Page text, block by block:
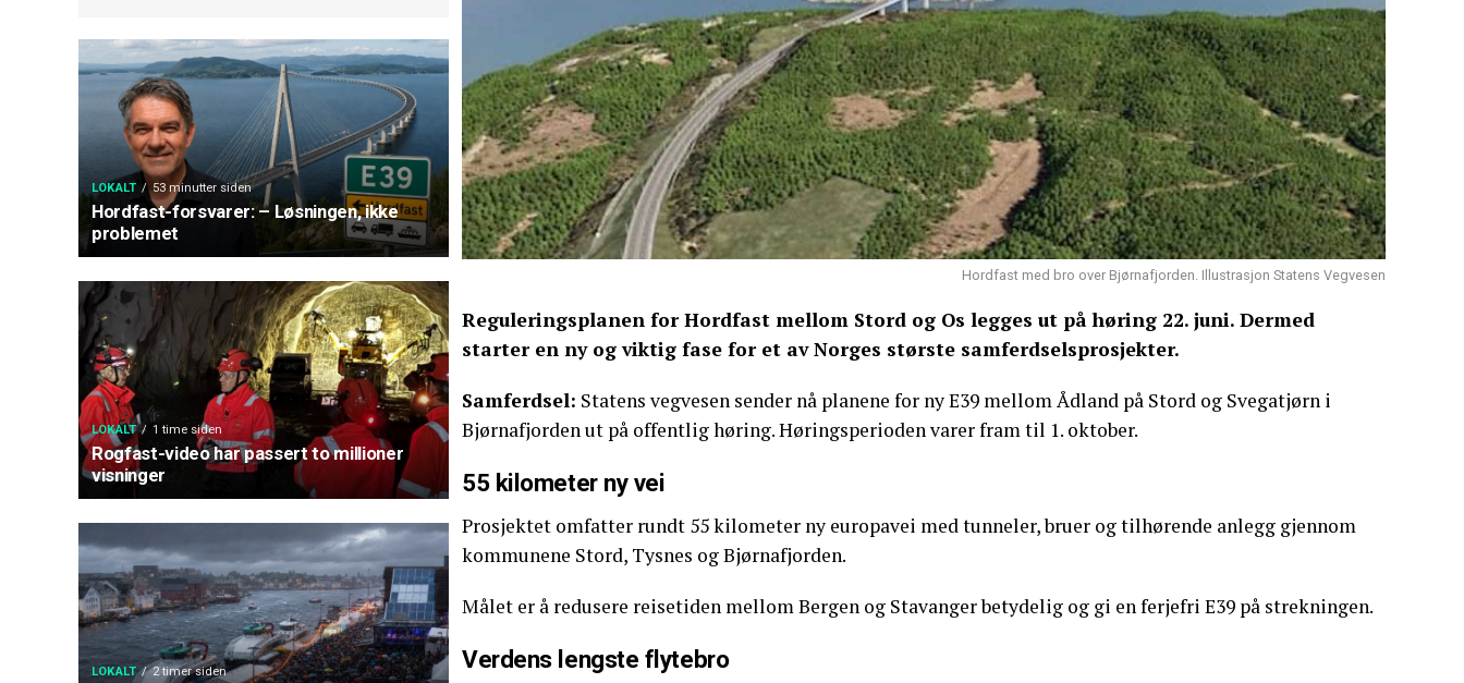
LOKALT 53 minutter siden
Hordfast-forsvarer: – Løsningen, ikke
problemet
LOKALT 1 time siden
Rogfast-video har passert to millioner
visninger
LOKALT 2 timer siden
Hordfast med bro over Bjørnafjorden. Illustrasjon Statens Vegvesen
Reguleringsplanen for Hordfast mellom Stord og Os legges ut på høring 22. juni. Dermed
starter en ny og viktig fase for et av Norges største samferdselsprosjekter.
Samferdsel: Statens vegvesen sender nå planene for ny E39 mellom Ådland på Stord og Svegatjørn i
Bjørnafjorden ut på offentlig høring. Høringsperioden varer fram til 1. oktober.
55 kilometer ny vei
Prosjektet omfatter rundt 55 kilometer ny europavei med tunneler, bruer og tilhørende anlegg gjennom
kommunene Stord, Tysnes og Bjørnafjorden.
Målet er å redusere reisetiden mellom Bergen og Stavanger betydelig og gi en ferjefri E39 på strekningen.
Verdens lengste flytebro